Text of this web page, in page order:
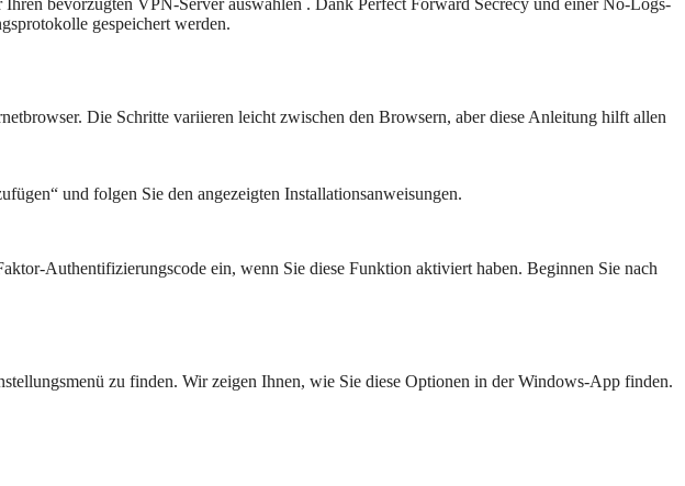
bevorzugten VPN-Server auswählen . Dank Perfect Forward Secrecy und einer No-Logs-
gespeichert werden.
Die Schritte variieren leicht zwischen den Browsern, aber diese Anleitung hilft allen
und folgen Sie den angezeigten Installationsanweisungen.
Authentifizierungscode ein, wenn Sie diese Funktion aktiviert haben. Beginnen Sie nach
zu finden. Wir zeigen Ihnen, wie Sie diese Optionen in der Windows-App finden.